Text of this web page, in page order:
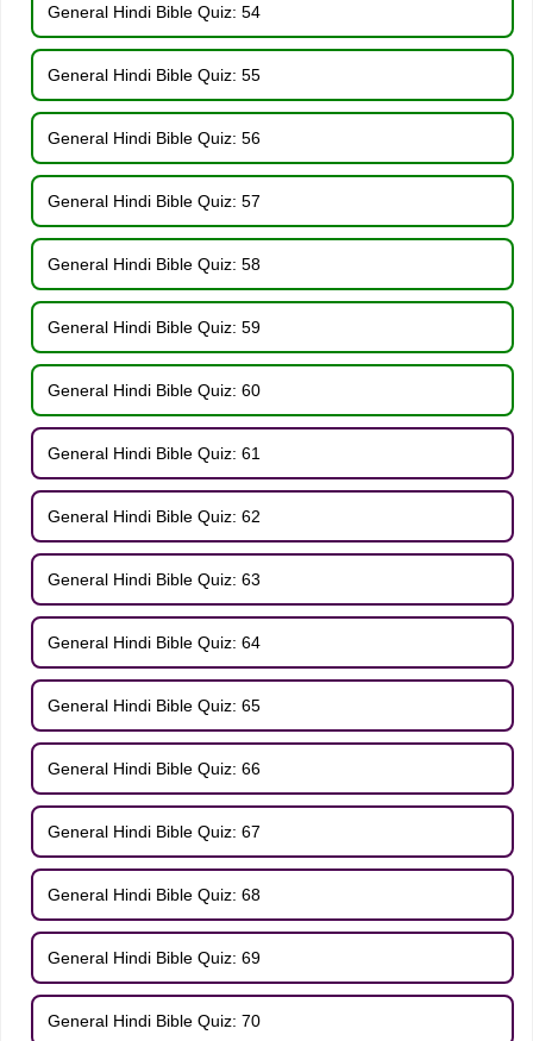
General Hindi Bible Quiz: 54
General Hindi Bible Quiz: 55
General Hindi Bible Quiz: 56
General Hindi Bible Quiz: 57
General Hindi Bible Quiz: 58
General Hindi Bible Quiz: 59
General Hindi Bible Quiz: 60
General Hindi Bible Quiz: 61
General Hindi Bible Quiz: 62
General Hindi Bible Quiz: 63
General Hindi Bible Quiz: 64
General Hindi Bible Quiz: 65
General Hindi Bible Quiz: 66
General Hindi Bible Quiz: 67
General Hindi Bible Quiz: 68
General Hindi Bible Quiz: 69
General Hindi Bible Quiz: 70